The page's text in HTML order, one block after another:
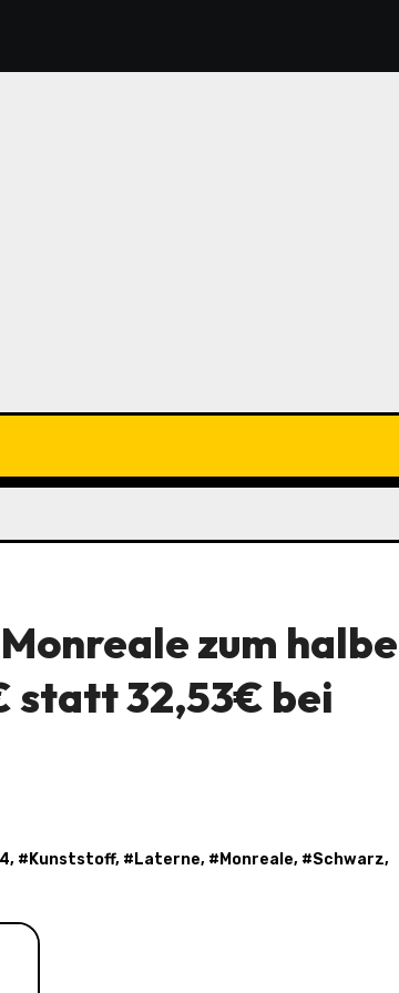
zum
statt 32,53€ bei
, # Kunststoff, # Laterne, # Monreale, #Schwarz,